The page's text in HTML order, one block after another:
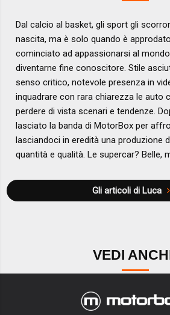
Dal calcio al basket, gli sport gli
nascita, ma è solo quando è
cominciato ad appassionarsi al
diventarne fine conoscitore. Stile
senso critico, notevole presenza in
inquadrare con rara chiarezza le auto
perdere di vista scenari e tendenze.
lasciato la banda di MotorBox per
lasciandoci in eredità una produzione
quantità e qualità. Le supercar? Belle,
Gli articoli di Luca
VEDI